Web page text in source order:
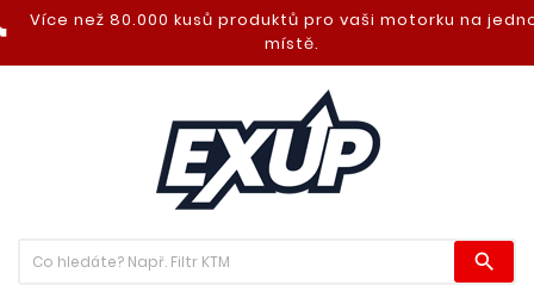
Více než 80.000 kusů produktů pro vaši motorku na
místě.
